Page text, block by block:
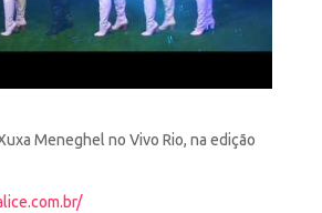
Meneghel no Vivo Rio, na edição